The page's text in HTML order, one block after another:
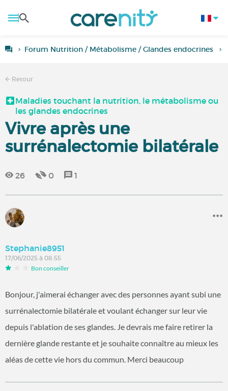
Forum Nutrition / Métabolisme / Glandes endocrines
Retour
Maladies touchant la nutrition, le métabolisme ou
les glandes endocrines
Vivre après une
surrénalectomie bilatérale
26 0 1
Stephanie8951
17/06/2025 à 08:55
Bon conseiller
Bonjour, j'aimerai échanger avec des personnes ayant subi une
surrénalectomie bilatérale et voulant échanger sur leur vie
depuis l'ablation de ses glandes. Je devrais me faire retirer la
dernière glande restante et je souhaite connaître au mieux les
aléas de cette vie hors du commun. Merci beaucoup